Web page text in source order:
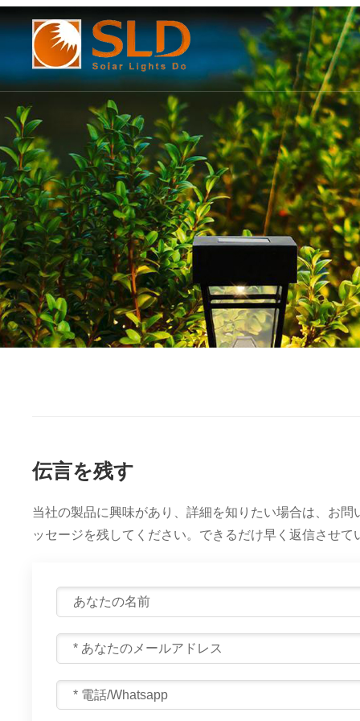
伝言を残す
当社の製品に興味があり、詳細を知りたい場合は、お
ッセージを残してください。できるだけ早く返信させて